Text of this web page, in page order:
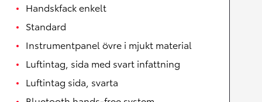
Handskfack enkelt
Standard
Instrumentpanel övre i mjukt material
Luftintag, sida med svart infattning
Luftintag sida, svarta